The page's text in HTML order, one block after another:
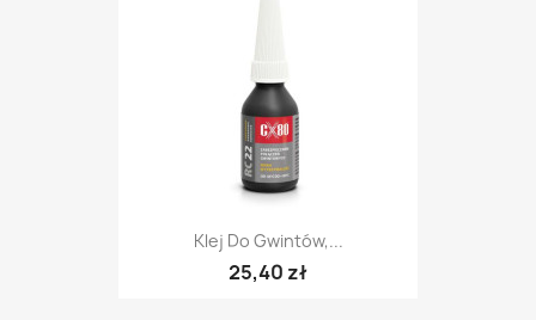
Klej Do Gwintów,...
25,40 zł